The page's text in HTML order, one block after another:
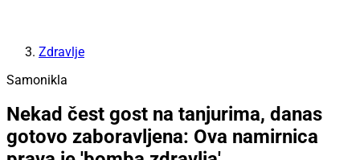
Zdravlje
Samonikla
Nekad čest gost na tanjurima, danas
gotovo zaboravljena: Ova namirnica